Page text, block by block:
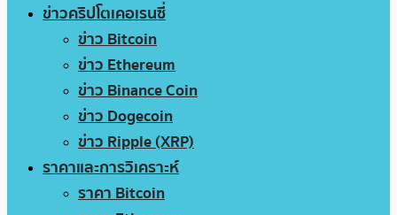
ข่าวคริปโตเคอเรนซี่
ข่าว Bitcoin
ข่าว Ethereum
ข่าว Binance Coin
ข่าว Dogecoin
ข่าว Ripple (XRP)
ราคาและการวิเคราะห์
ราคา Bitcoin